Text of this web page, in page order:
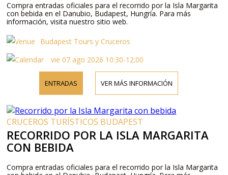
Compra entradas oficiales para el recorrido por la Isla Margarita
con bebida en el Danubio, Budapest, Hungría. Para más
información, visita nuestro sitio web.
Budapest Tours y Cruceros
vie 07 ago 2026 10:30-12:00
ENTRADAS VER MÁS INFORMACIÓN
CRUCEROS TURÍSTICOS BUDAPEST
RECORRIDO POR LA ISLA MARGARITA
CON BEBIDA
Compra entradas oficiales para el recorrido por la Isla Margarita